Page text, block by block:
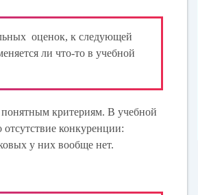
оценок, к следующей
ли что-то в учебной
критериям. В учебной
конкуренции:
у них вообще нет.